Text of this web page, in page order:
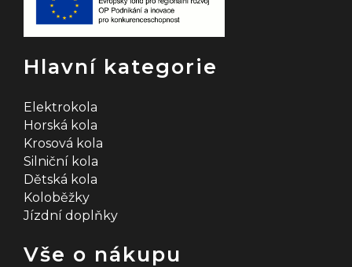
Hlavní kategorie
Elektrokola
Horská kola
Krosová kola
Silniční kola
Dětská kola
Koloběžky
Jízdní doplňky
Vše o nákupu